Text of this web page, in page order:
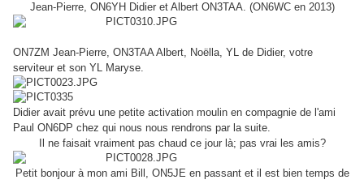
Jean-Pierre, ON6YH Didier et Albert ON3TAA. (ON6WC en 2013)
ON7ZM Jean-Pierre, ON3TAA Albert, Noëlla, YL de Didier, votre
serviteur et son YL Maryse.
Didier avait prévu une petite activation moulin en compagnie de l'ami
Paul ON6DP chez qui nous nous rendrons par la suite.
Il ne faisait vraiment pas chaud ce jour là; pas vrai les amis?
Petit bonjour à mon ami Bill, ON5JE en passant et il est bien temps de